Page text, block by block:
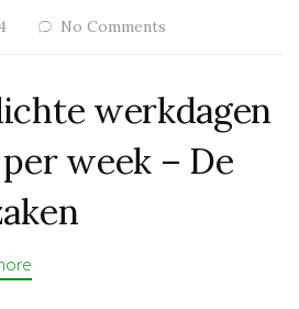
No Comments
werkdagen
week – De